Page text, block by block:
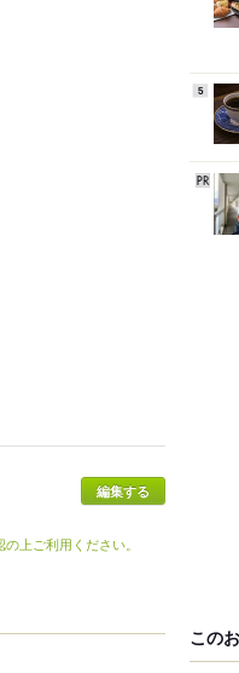
上ご利用ください。
5
この